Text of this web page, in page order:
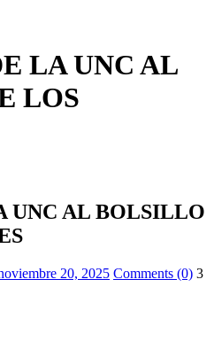
LA UNC AL
LOS
UNC AL BOLSILLO
20, 2025 Comments (0) 3